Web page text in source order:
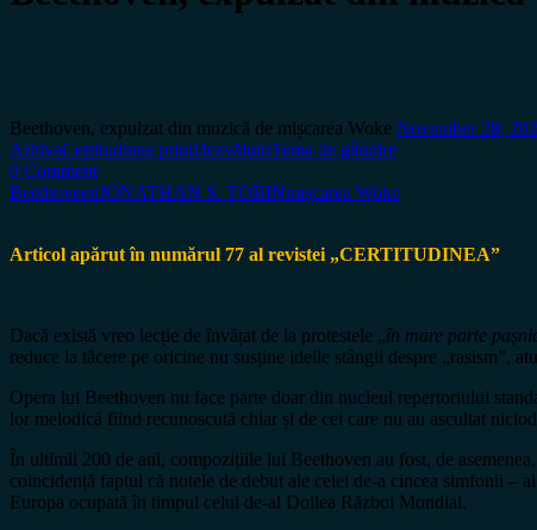
Beethoven, expulzat din muzică de mișcarea Woke November 28,
ArhivaCertitudinea printDezvăluiriTema de gândire
0 Comment
BeethoveenJONATHAN S. TOBINmișcarea Woke
Articol apărut în numărul 77 al revistei „CERTITUDINEA”
Dacă există vreo lecție de învățat de la protestele „în mare parte
reduce la tăcere pe oricine nu susține ideile stângii despre „rasism”,
Opera lui Beethoven nu face parte doar din nucleul repertoriului
lor melodică fiind recunoscută chiar și de cei care nu au ascultat
În ultimii 200 de ani, compozițiile lui Beethoven au fost, de
coincidență faptul că notele de debut ale celei de-a cincea simfonii
Europa ocupată în timpul celui de-al Doilea Război Mondial.